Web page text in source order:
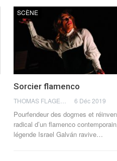
SCÈNE
Sorcier flamenco
6 Déc 2019
Pourfendeur des dogmes et
radical d’un flamenco
légende Israel Galván ravive…